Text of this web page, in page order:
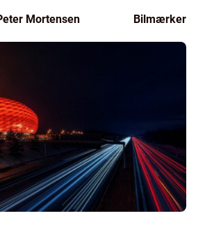
Mortensen Bilmærker